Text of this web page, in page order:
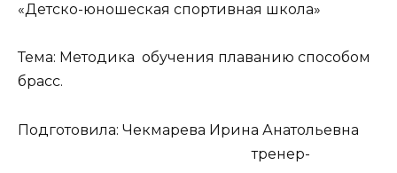
«Детско-юношеская спортивная школа»
Тема: Методика обучения плаванию способом
брасс.
Подготовила: Чекмарева Ирина Анатольевна
тренер-